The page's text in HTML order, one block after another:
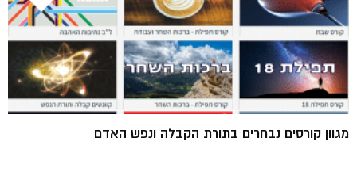
מגוון קורסים נבחרים בתורת הקבלה ונפש האדם